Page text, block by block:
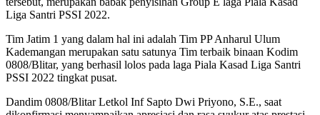
Liga Santri PSSI 2022.
Tim Jatim 1 yang dalam hal ini adalah Tim PP Anharul Ulum
Kademangan merupakan satu satunya Tim terbaik binaan Kodim
0808/Blitar, yang berhasil lolos pada laga Piala Kasad Liga Santri
PSSI 2022 tingkat pusat.
Dandim 0808/Blitar Letkol Inf Sapto Dwi Priyono, S.E., saat